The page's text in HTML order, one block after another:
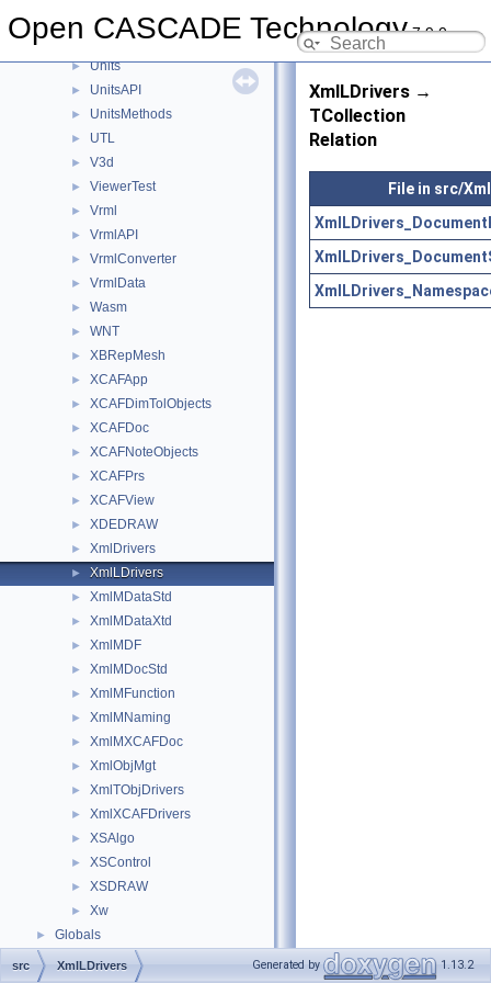
Open CASCADE Technology7.9.0
TransferBRep
► TShort
► Units
► UnitsAPI
► UnitsMethods
► UTL
► V3d
► ViewerTest
► Vrml
► VrmlAPI
► VrmlConverter
► VrmlData
► Wasm
► WNT
► XBRepMesh
► XCAFApp
► XCAFDimTolObjects
► XCAFDoc
► XCAFNoteObjects
► XCAFPrs
► XCAFView
► XDEDRAW
► XmlDrivers
► XmlLDrivers
► XmlMDataStd
► XmlMDataXtd
► XmlMDF
► XmlMDocStd
► XmlMFunction
► XmlMNaming
► XmlMXCAFDoc
► XmlObjMgt
► XmlTObjDrivers
► XmlXCAFDrivers
► XSAlgo
► XSControl
► XSDRAW
► Xw
► Globals
XmlLDrivers →
TCollection
Relation
File in src/
src XmlLDrivers Generated by 1.13.2